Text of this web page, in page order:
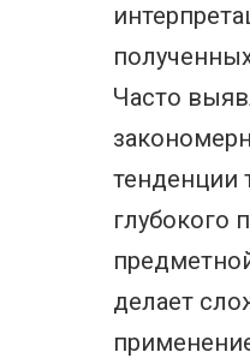
Часто
тенденции
глубокого
делает